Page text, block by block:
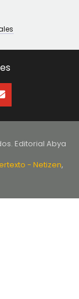
Editorial Abya
- Netizen,